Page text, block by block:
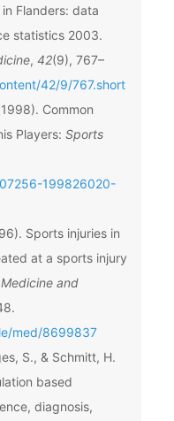
Flanders: data
statistics 2003.
, 42(9), 767–
42/9/767.short
Common
Players: Sports
199826020-
Sports injuries in
at a sports injury
and
med/8699837
S., & Schmitt, H.
based
diagnosis,